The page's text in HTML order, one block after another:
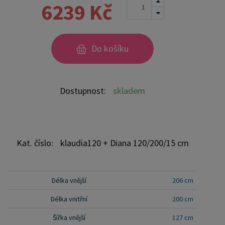
odolnost proti opotřebení a zároveň zdůrazňuje
barevné varianty v odstínech olše, dubu a ořechu.
Tyto varianty jsou nejprve mořeny ve výše
elegantní vzhled. Samotná montáž postele je
dvě čela postele proti sobě a vložíte mezi ně z
každé boční strany bočnice, na kterých jsou
roštu. U dvojpostelí ( 120x200 až 180x200 cm) se
kompletu šroubení je i montážní klička.
6239 Kč
Do košíku
Dostupnost: skladem
Kat. číslo: klaudia120 + Diana 120/200/15 cm
Délka vnější 206 cm
Délka vnitřní 200 cm
Šířka vnější 127 cm